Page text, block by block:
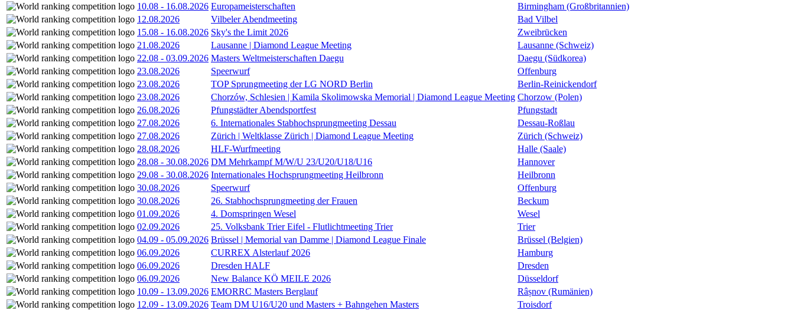
10.08 - 16.08.2026 Europameisterschaften
Birmingham (Großbritannien)
12.08.2026
Vilbeler Abendmeeting
Bad Vilbel
15.08 - 16.08.2026 Sky's the Limit 2026
Zweibrücken
21.08.2026
Lausanne | Diamond League Meeting
Lausanne (Schweiz)
22.08 - 03.09.2026 Masters Weltmeisterschaften Daegu
Daegu (Südkorea)
23.08.2026
Speerwurf
Offenburg
23.08.2026
TOP Sprungmeeting der LG NORD Berlin
Berlin-Reinickendorf
23.08.2026
Chorzów, Schlesien | Kamila Skolimowska Memorial | Diamond League Meeting Chorzow (Polen)
26.08.2026
Pfungstädter Abendsportfest
Pfungstadt
27.08.2026
6. Internationales Stabhochsprungmeeting Dessau
Dessau-Roßlau
27.08.2026
Zürich | Weltklasse Zürich | Diamond League Meeting
Zürich (Schweiz)
28.08.2026
HLF-Wurfmeeting
Halle (Saale)
28.08 - 30.08.2026 DM Mehrkampf M/W/U 23/U20/U18/U16
Hannover
29.08 - 30.08.2026 Internationales Hochsprungmeeting Heilbronn
Heilbronn
30.08.2026
Speerwurf
Offenburg
30.08.2026
26. Stabhochsprungmeeting der Frauen
Beckum
01.09.2026
4. Domspringen Wesel
Wesel
02.09.2026
25. Volksbank Trier Eifel - Flutlichtmeeting Trier
Trier
04.09 - 05.09.2026 Brüssel | Memorial van Damme | Diamond League Finale
Brüssel (Belgien)
06.09.2026
CURREX Alsterlauf 2026
Hamburg
06.09.2026
Dresden HALF
Dresden
06.09.2026
New Balance KÖ MEILE 2026
Düsseldorf
10.09 - 13.09.2026 EMORRC Masters Berglauf
Râșnov (Rumänien)
12.09 - 13.09.2026 Team DM U16/U20 und Masters + Bahngehen Masters
Troisdorf